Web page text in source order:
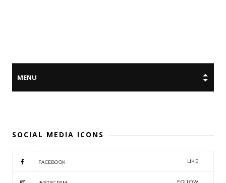
SOCIAL MEDIA ICONS
FACEBOOK LIKE
FOLLOW